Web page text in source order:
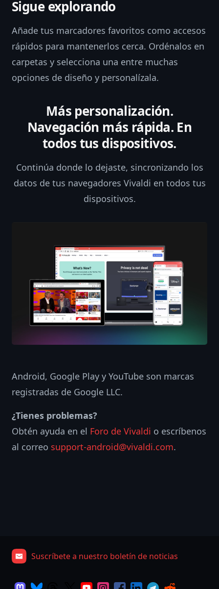
Sigue explorando
Añade tus marcadores favoritos como accesos
rápidos para mantenerlos cerca. Ordénalos en
carpetas y selecciona una entre muchas
opciones de diseño y personalízala.
Más personalización.
Navegación más rápida. En
todos tus dispositivos.
Continúa donde lo dejaste, sincronizando los
datos de tus navegadores Vivaldi en todos tus
dispositivos.
Android, Google Play y YouTube son marcas
registradas de Google LLC.
¿Tienes problemas?
Obtén ayuda en el Foro de Vivaldi o escríbenos
al correo support-android@vivaldi.com.
Suscríbete a nuestro boletín de noticias